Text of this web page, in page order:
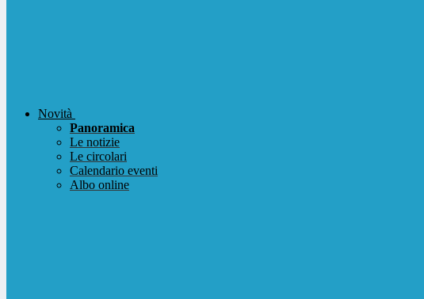
Novità
Panoramica
Le notizie
Le circolari
Calendario eventi
Albo online